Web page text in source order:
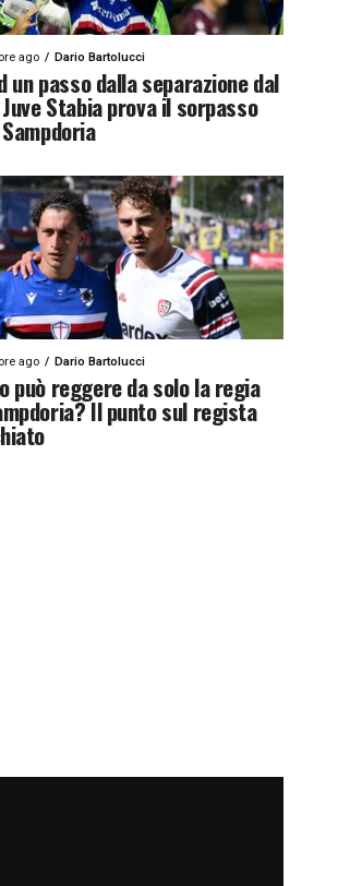
ago Dario Bartolucci
un passo dalla separazione dal
Stabia prova il sorpasso
ago Dario Bartolucci
può reggere da solo la regia
Il punto sul regista